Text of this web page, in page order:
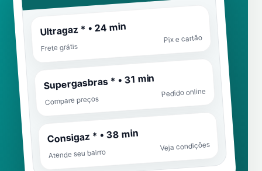
Ultragaz * • 24 min
Frete grátis
Pix e cartão
Supergasbras * • 31 min
Compare preços
Pedido online
Consigaz * • 38 min
Atende seu bairro
Veja condições